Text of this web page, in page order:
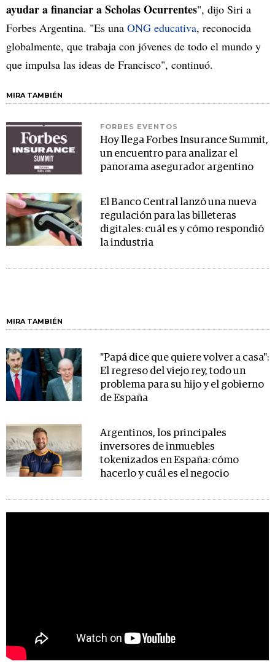
ayudar a financiar a Scholas Ocurrentes", dijo Siri a
Forbes Argentina. "Es una ONG educativa, reconocida
globalmente, que trabaja con jóvenes de todo el mundo y
que impulsa las ideas de Francisco", continuó.
MIRA TAMBIÉN
FORBES EVENTOS
Hoy llega Forbes Insurance Summit,
un encuentro para analizar el
panorama asegurador argentino
El Banco Central lanzó una nueva
regulación para las billeteras
digitales: cuál es y cómo respondió
la industria
MIRA TAMBIÉN
"Papá dice que quiere volver a casa":
El regreso del viejo rey, todo un
problema para su hijo y el gobierno
de España
Argentinos, los principales
inversores de inmuebles
tokenizados en España: cómo
hacerlo y cuál es el negocio